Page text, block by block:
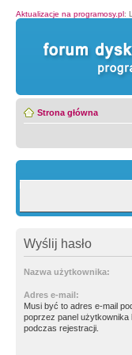
Aktualizacje na programosy.pl:
Strona główna
Wyślij hasło
Nazwa użytkownika:
Adres e-mail:
Musi być to adres e-mail
poprzez panel użytkownika
podczas rejestracji.